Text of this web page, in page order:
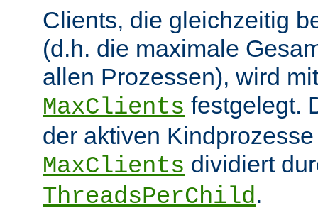
Clients, die gleichzeitig
(d.h. die maximale
allen Prozessen), wird
MaxClients festgelegt.
der aktiven
MaxClients dividiert
ThreadsPerChild.